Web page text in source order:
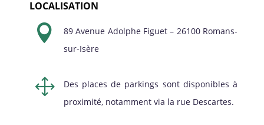
LOCALISATION

89 Avenue Adolphe Figuet – 26100 Romans-
sur-Isère
1
Des places de parkings sont disponibles à
proximité, notamment via la rue Descartes.